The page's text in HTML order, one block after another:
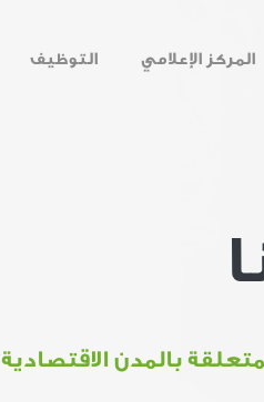
المركز الإعلامي
التوظيف
بالمدن الاقتصادية